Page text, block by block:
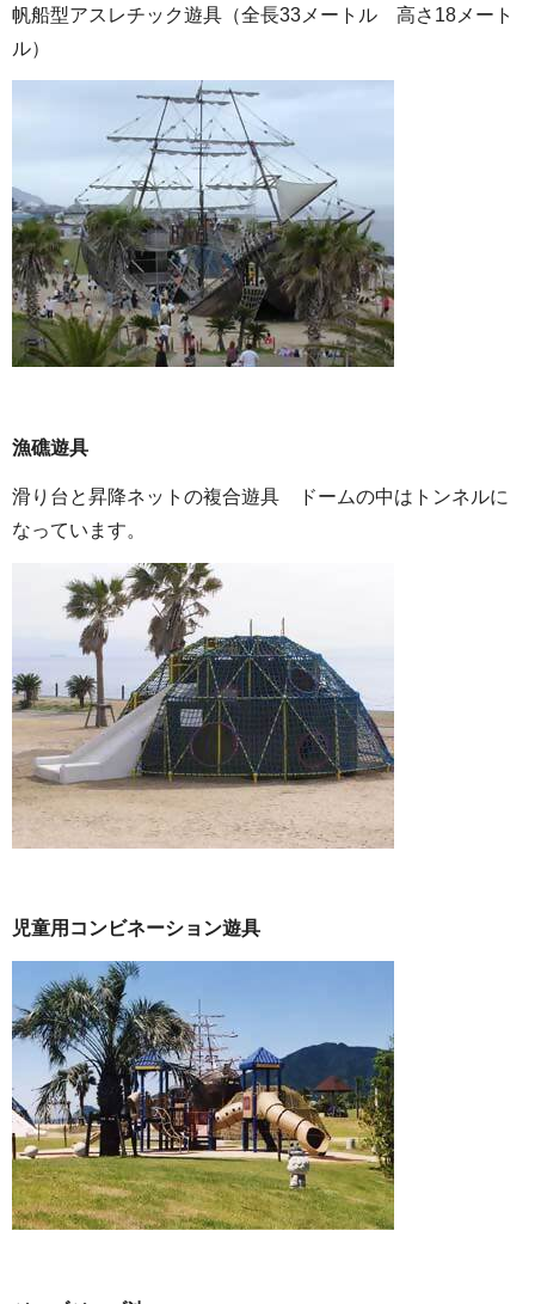
帆船型アスレチック遊具（全長33メートル 高さ18メート
ル）
漁礁遊具
滑り台と昇降ネットの複合遊具 ドームの中はトンネルに
なっています。
児童用コンビネーション遊具